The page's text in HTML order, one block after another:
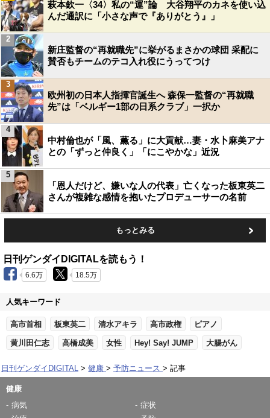
萩本欽一〈34〉私の“運”論 大谷翔平のカネを使い込
んだ通訳に「小さな声で『ありがとう』」
新庄監督の“再就職先”に挙がるまさかの球団 采配に
賛否もチームのテコ入れ役にうってつけ
2
欧州初の日本人指揮官誕生へ 森保一監督の“再就職
先”は「ベルギー1部の日系クラブ」一択か
3
中村倫也が「風、薫る」に大貢献…妻・水卜麻美アナ
との「ずっと仲良く」「にこやかな」近況
4
「恩人だけど、嫌いな人の代表」亡くなった板東英二
さんが複雑な感情を抱いたプロデューサーの名前
5
もっとみる
日刊ゲンダイDIGITALを読もう！
6.6万 18.5万
人気キーワード
高市首相 板東英二 清水アキラ 高市政権 ピアノ
黄川田仁志 高橋成美 女性 Hey! Say! JUMP 大腸がん
日刊ゲンダイDIGITAL 健康 予防ニュース 記事
健康
病気
症状